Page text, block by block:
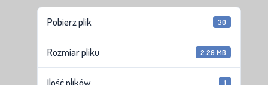
Pobierz plik 30
Rozmiar pliku 2.29 MB
Ilość plików 1